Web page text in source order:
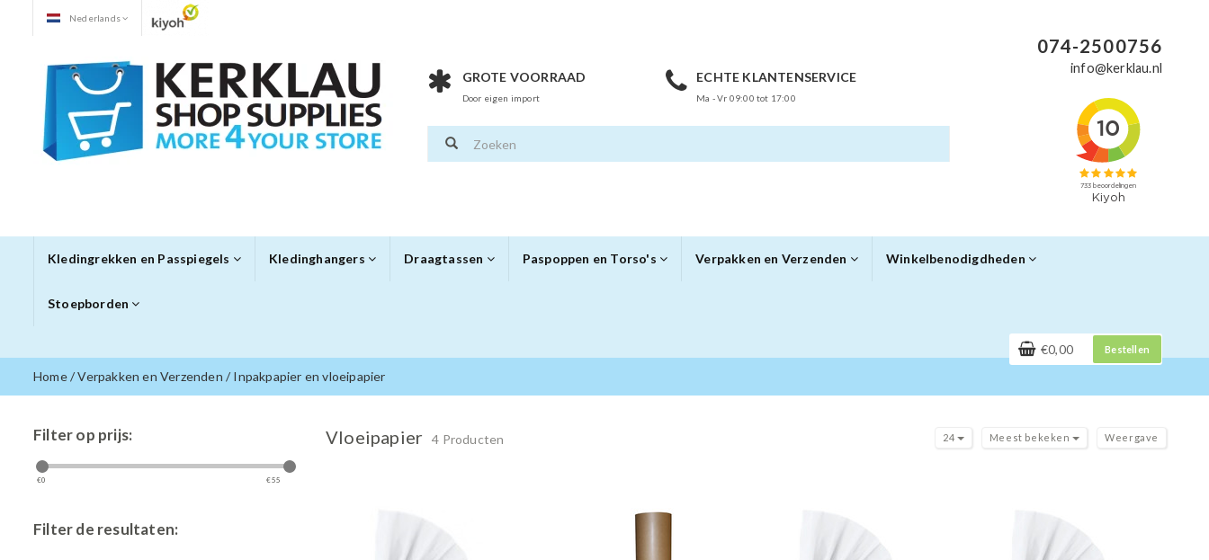
Nederlands
GROTE VOORRAAD
Door eigen import
ECHTE KLANTENSERVICE
Ma - Vr 09:00 tot 17:00
074-2500756
info@kerklau.nl
Kledingrekken en Passpiegels Kledinghangers Draagtassen Paspoppen en Torso's Verpakken en Verzenden Winkelbenodigdheden
Stoepborden
€0,00 Bestellen
Home/Verpakken en Verzenden /Inpakpapier en vloeipapier
Filter op prijs:
€0 €55
Filter de resultaten:
Vloeipapier 4 Producten Weergave
Meest bekeken
24